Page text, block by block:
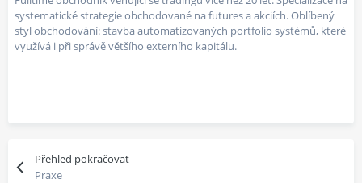
systematické strategie obchodované na futures a akciích. Oblíbený
styl obchodování: stavba automatizovaných portfolio systémů, které
využívá i při správě většího externího kapitálu.
Přehled pokračovat
Praxe